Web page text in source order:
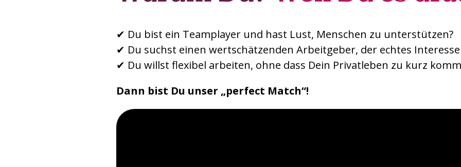
✔ Du bist ein Teamplayer und hast Lust, Menschen zu unterstützen?
✔ Du suchst einen wertschätzenden Arbeitgeber, der echtes
✔ Du willst flexibel arbeiten, ohne dass Dein Privatleben zu kurz
Dann bist Du unser „perfect Match“!